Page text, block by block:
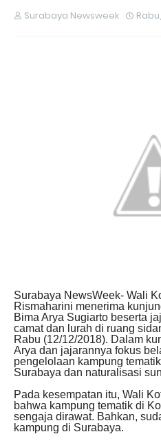
Surabaya Newsweek
Surabaya NewsWeek- Wali
Rismaharini menerima
Bima Arya Sugiarto beserta
camat dan lurah di ruang
Rabu (12/12/2018). Dalam
Arya dan jajarannya fokus
pengelolaan kampung
Surabaya dan naturalisasi
Pada kesempatan itu, Wali
bahwa kampung tematik di
sengaja dirawat. Bahkan,
kampung di Surabaya.